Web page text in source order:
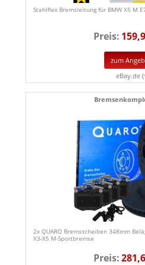
Stahlflex Bremsleitung für BMW X5 M
Preis:
zum
eBay.de
2x QUARO Bremsscheiben 348mm
X3-X5 M-Sportbremse
Preis: